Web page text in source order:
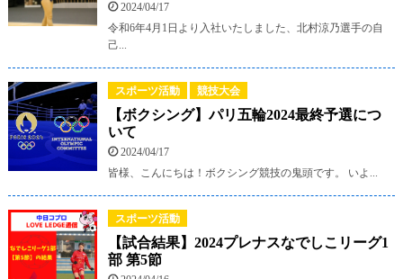
2024/04/17
令和6年4月1日より入社いたしました、北村涼乃選手の自
己...
スポーツ活動 競技大会
【ボクシング】パリ五輪2024最終予選につ
いて
2024/04/17
皆様、こんにちは！ボクシング競技の鬼頭です。 いよ...
スポーツ活動
【試合結果】2024プレナスなでしこリーグ1
部 第5節